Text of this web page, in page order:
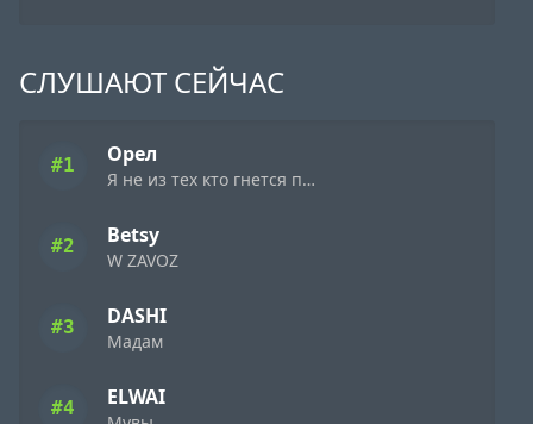
СЛУШАЮТ СЕЙЧАС
#1 Орел
Я не из тех кто гнется перед кем то
#2 Betsy
W ZAVOZ
#3 DASHI
Мадам
#4 ELWAI